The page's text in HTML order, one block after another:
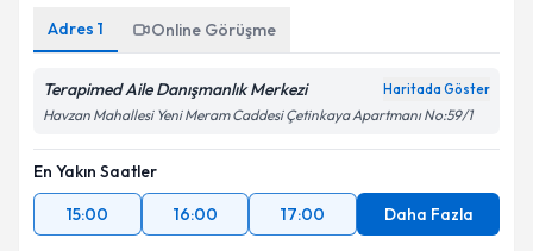
Adres 1 Online Görüşme
Terapimed Aile Danışmanlık Merkezi
Havzan Mahallesi Yeni Meram Caddesi Çetinkaya Apartmanı No:59/1
En Yakın Saatler
15:00
16:00 17:00 Daha Fazla